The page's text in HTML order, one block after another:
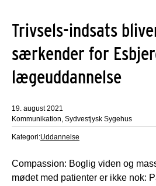
Trivsels-indsats
særkender for
lægeuddannelse
19. august 2021
Kommunikation, Sydvestjysk Sygehus
Kategori:Uddannelse
Compassion: Boglig viden og
mødet med patienter er ikke nok: